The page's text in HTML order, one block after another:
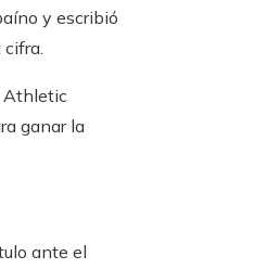
y escribió
cifra.
Athletic
ganar la
ante el